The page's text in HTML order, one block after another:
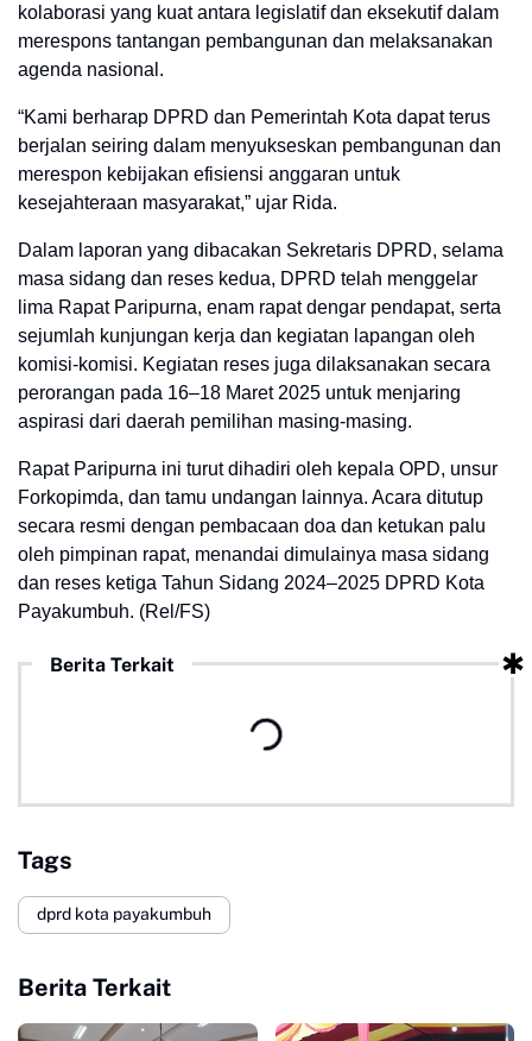
kolaborasi yang kuat antara legislatif dan eksekutif dalam
merespons tantangan pembangunan dan melaksanakan
agenda nasional.
“Kami berharap DPRD dan Pemerintah Kota dapat terus
berjalan seiring dalam menyukseskan pembangunan dan
merespon kebijakan efisiensi anggaran untuk
kesejahteraan masyarakat,” ujar Rida.
Dalam laporan yang dibacakan Sekretaris DPRD, selama
masa sidang dan reses kedua, DPRD telah menggelar
lima Rapat Paripurna, enam rapat dengar pendapat, serta
sejumlah kunjungan kerja dan kegiatan lapangan oleh
komisi-komisi. Kegiatan reses juga dilaksanakan secara
perorangan pada 16–18 Maret 2025 untuk menjaring
aspirasi dari daerah pemilihan masing-masing.
Rapat Paripurna ini turut dihadiri oleh kepala OPD, unsur
Forkopimda, dan tamu undangan lainnya. Acara ditutup
secara resmi dengan pembacaan doa dan ketukan palu
oleh pimpinan rapat, menandai dimulainya masa sidang
dan reses ketiga Tahun Sidang 2024–2025 DPRD Kota
Payakumbuh. (Rel/FS)
Berita Terkait
Tags
dprd kota payakumbuh
Berita Terkait